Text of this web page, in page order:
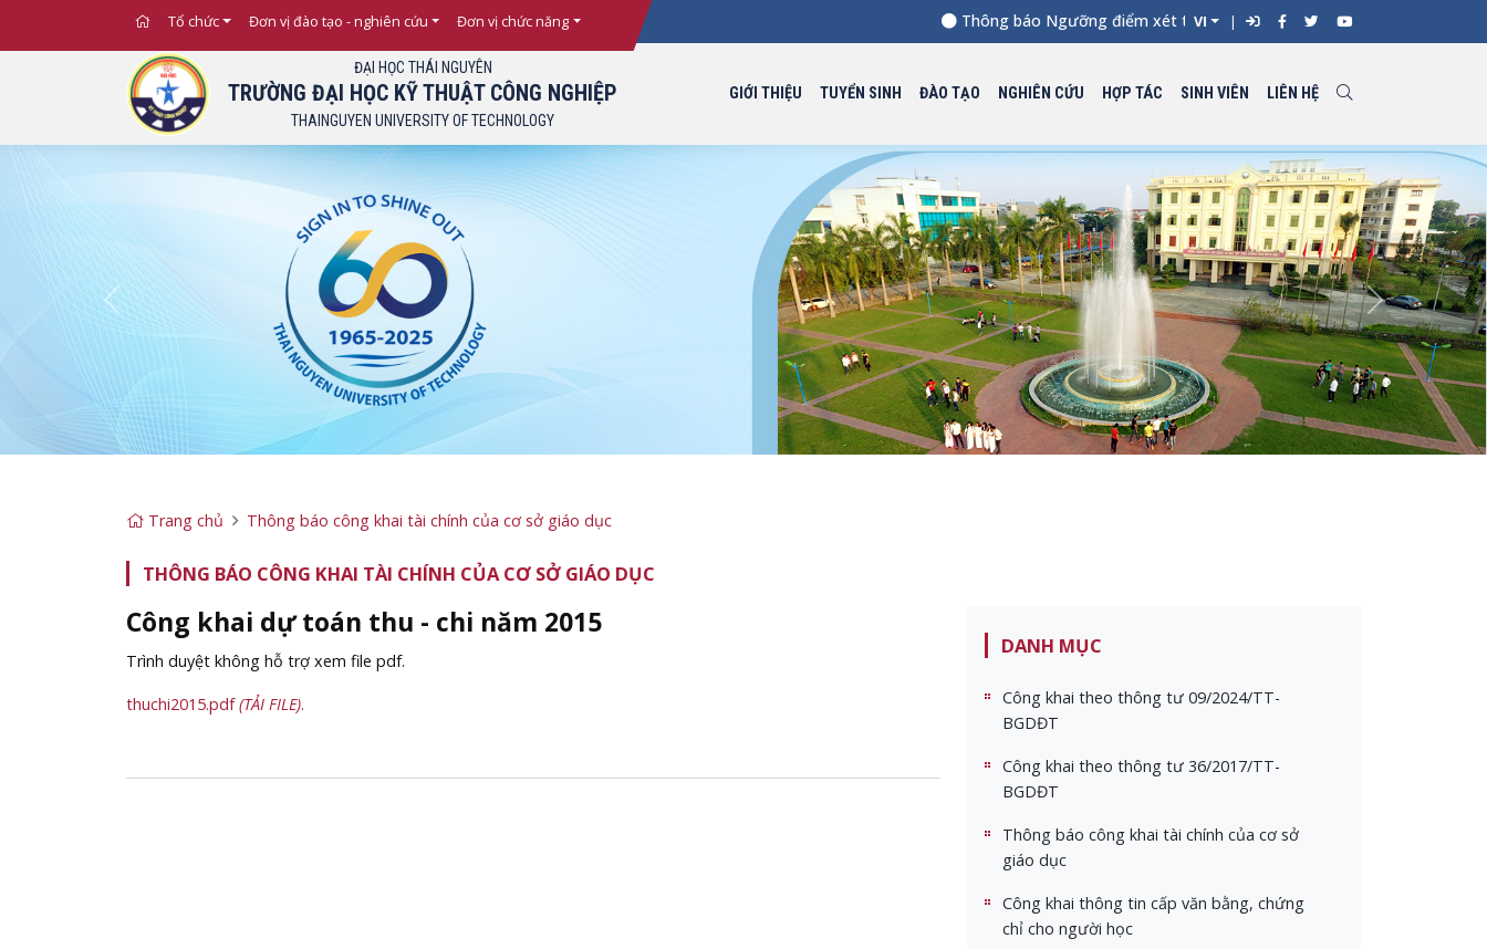
Tổ chức Đơn vị đào tạo - nghiên cứu Đơn vị chức năng Thông báo Ngưỡng điểm xét tuyển đối với từng ngành đào tạo Đại học
VI
ĐẠI HỌC THÁI NGUYÊN
TRƯỜNG ĐẠI HỌC KỸ THUẬT CÔNG NGHIỆP
THAINGUYEN UNIVERSITY OF TECHNOLOGY
GIỚI THIỆU TUYỂN SINH ĐÀO TẠO NGHIÊN CỨU HỢP TÁC SINH VIÊN LIÊN HỆ
Previous Next
Trang chủ Thông báo công khai tài chính của cơ sở giáo dục
THÔNG BÁO CÔNG KHAI TÀI CHÍNH CỦA CƠ SỞ GIÁO DỤC
Công khai dự toán thu - chi năm 2015
Trình duyệt không hỗ trợ xem file pdf.
thuchi2015.pdf(TẢI FILE).
DANH MỤC
Công khai theo thông tư 09/2024/TT-
BGDĐT
Công khai theo thông tư 36/2017/TT-
BGDĐT
Thông báo công khai tài chính của cơ sở
giáo dục
Công khai thông tin cấp văn bằng, chứng
chỉ cho người học